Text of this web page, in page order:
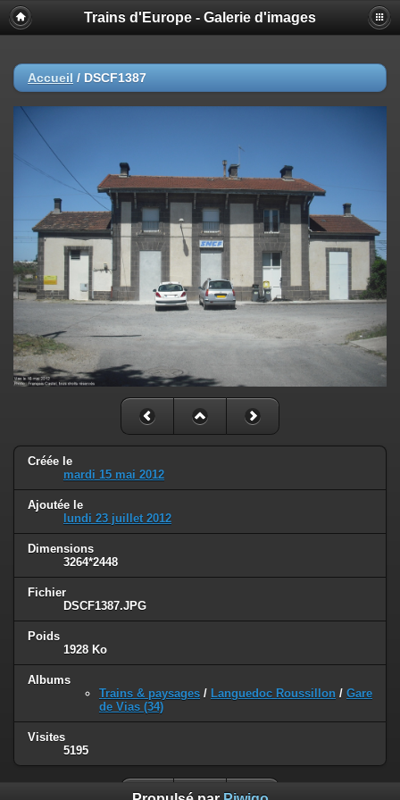
Trains d'Europe - Galerie d'images
Accueil / DSCF1387
Créée le
mardi 15 mai 2012
Ajoutée le
lundi 23 juillet 2012
Dimensions
3264*2448
Fichier
DSCF1387.JPG
Poids
1928 Ko
Albums
Trains & paysages / Languedoc Roussillon / Gare
de Vias (34)
Visites
5195